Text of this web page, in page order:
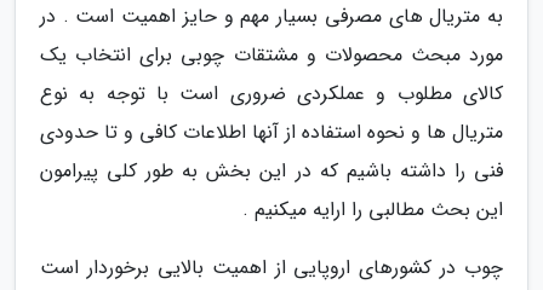
به متریال های مصرفی بسیار مهم و حایز اهمیت است . در
مورد مبحث محصولات و مشتقات چوبی برای انتخاب یک
کالای مطلوب و عملکردی ضروری است با توجه به نوع
متریال ها و نحوه استفاده از آنها اطلاعات کافی و تا حدودی
فنی را داشته باشیم که در این بخش به طور کلی پیرامون
این بحث مطالبی را ارایه میکنیم .
چوب در کشورهای اروپایی از اهمیت بالایی برخوردار است